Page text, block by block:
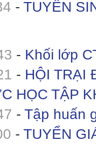
- TUYỂN
- Khối lớp
- HỘI TRẠI
HỌC TẬP
- Tập huấn
- TUYỂN